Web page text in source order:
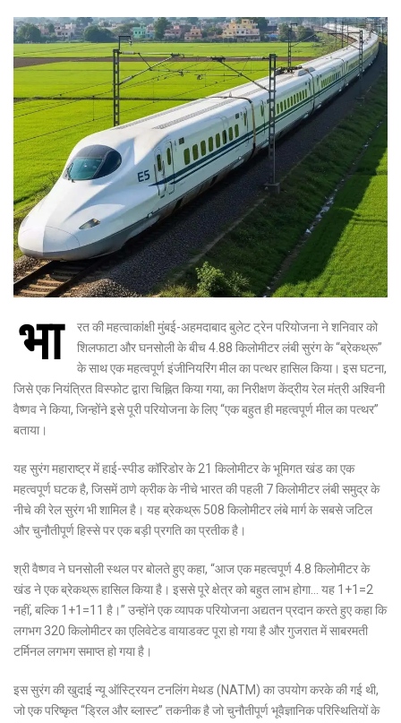
भा
रत की महत्वाकांक्षी मुंबई-अहमदाबाद बुलेट ट्रेन परियोजना ने शनिवार को
शिलफाटा और घनसोली के बीच 4.88 किलोमीटर लंबी सुरंग के “ब्रेकथ्रू”
के साथ एक महत्वपूर्ण इंजीनियरिंग मील का पत्थर हासिल किया। इस घटना,
जिसे एक नियंत्रित विस्फोट द्वारा चिह्नित किया गया, का निरीक्षण केंद्रीय रेल मंत्री अश्विनी
वैष्णव ने किया, जिन्होंने इसे पूरी परियोजना के लिए “एक बहुत ही महत्वपूर्ण मील का पत्थर”
बताया।
यह सुरंग महाराष्ट्र में हाई-स्पीड कॉरिडोर के 21 किलोमीटर के भूमिगत खंड का एक
महत्वपूर्ण घटक है, जिसमें ठाणे क्रीक के नीचे भारत की पहली 7 किलोमीटर लंबी समुद्र के
नीचे की रेल सुरंग भी शामिल है। यह ब्रेकथ्रू 508 किलोमीटर लंबे मार्ग के सबसे जटिल
और चुनौतीपूर्ण हिस्से पर एक बड़ी प्रगति का प्रतीक है।
श्री वैष्णव ने घनसोली स्थल पर बोलते हुए कहा, “आज एक महत्वपूर्ण 4.8 किलोमीटर के
खंड ने एक ब्रेकथ्रू हासिल किया है। इससे पूरे क्षेत्र को बहुत लाभ होगा… यह 1+1=2
नहीं, बल्कि 1+1=11 है।” उन्होंने एक व्यापक परियोजना अद्यतन प्रदान करते हुए कहा कि
लगभग 320 किलोमीटर का एलिवेटेड वायाडक्ट पूरा हो गया है और गुजरात में साबरमती
टर्मिनल लगभग समाप्त हो गया है।
इस सुरंग की खुदाई न्यू ऑस्ट्रियन टनलिंग मेथड (NATM) का उपयोग करके की गई थी,
जो एक परिष्कृत “ड्रिल और ब्लास्ट” तकनीक है जो चुनौतीपूर्ण भूवैज्ञानिक परिस्थितियों के